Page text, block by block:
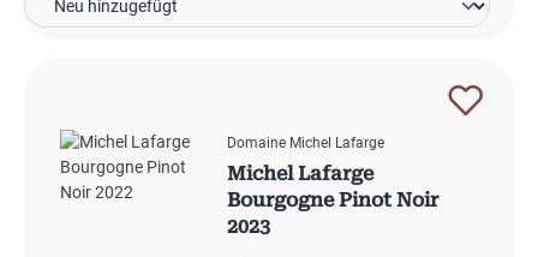
Domaine Michel Lafarge
Michel Lafarge
Bourgogne Pinot Noir
2023